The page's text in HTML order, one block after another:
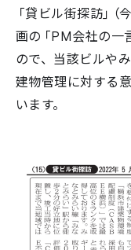
「貸ビル街探訪」
画の「PM会社の一
ので、当該ビルや
建物管理に対する
います。